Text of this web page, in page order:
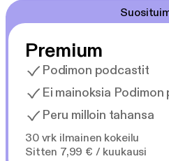
Premium
Podimon podcastit
Ei mainoksia
Peru milloin tahansa
30 vrk ilmainen kokeilu
Sitten 7,99 € / kuukausi